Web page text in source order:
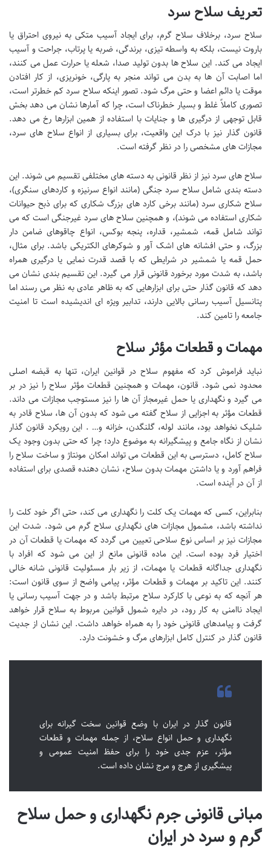
تعریف سلاح سرد
سلاح سرد، برخلاف سلاح گرم، برای ایجاد آسیب متکی به نیروی احتراق یا
باروت نیست، بلکه به واسطه تیزی، برندگی، ضربه یا پرتاب، جراحت و آسیب
ایجاد می کند. این سلاح ها بدون تولید صدا، شعله یا حرارت عمل می کنند،
اما اصابت آن ها به بدن می تواند منجر به پارگی، خونریزی، از کار افتادن
موقت یا دائم اعضا و حتی مرگ شود. تصور اینکه سلاح سرد کم خطرتر است،
تصوری کاملاً غلط و بسیار خطرناک است، چرا که آمارها نشان می دهد بخش
قابل توجهی از درگیری ها و جنایات با استفاده از همین ابزارها رخ می دهد.
قانون گذار نیز با درک این واقعیت، برای بسیاری از انواع سلاح های سرد،
مجازات های مشخصی را در نظر گرفته است.
سلاح های سرد نیز از نظر قانونی به دسته های مختلفی تقسیم می شوند. این
دسته بندی شامل سلاح سرد جنگی (مانند انواع سرنیزه و کاردهای سنگری)،
سلاح شکاری سرد (مانند برخی کارد های بزرگ شکاری که برای ذبح حیوانات
شکاری استفاده می شوند)، و همچنین سلاح های سرد غیرجنگی است که می
تواند شامل قمه، شمشیر، قداره، پنجه بوکس، انواع چاقوهای ضامن دار
بزرگ، و حتی افشانه های اشک آور و شوکرهای الکتریکی باشد. برای مثال،
حمل قمه یا شمشیر در شرایطی که با قصد قدرت نمایی یا درگیری همراه
باشد، به شدت مورد برخورد قانونی قرار می گیرد. این تقسیم بندی نشان می
دهد که قانون گذار حتی برای ابزارهایی که به ظاهر عادی به نظر می رسند اما
پتانسیل آسیب رسانی بالایی دارند، تدابیر ویژه ای اندیشیده است تا امنیت
جامعه را تامین کند.
مهمات و قطعات مؤثر سلاح
نباید فراموش کرد که مفهوم سلاح در قوانین ایران، تنها به قبضه اصلی
محدود نمی شود. قانون، مهمات و همچنین قطعات مؤثر سلاح را نیز در بر
می گیرد و نگهداری یا حمل غیرمجاز آن ها را نیز مستوجب مجازات می داند.
قطعات مؤثر به اجزایی از سلاح گفته می شود که بدون آن ها، سلاح قادر به
شلیک نخواهد بود، مانند لوله، گلنگدن، خزانه و… . این رویکرد قانون گذار
نشان از نگاه جامع و پیشگیرانه به موضوع دارد؛ چرا که حتی بدون وجود یک
سلاح کامل، دسترسی به این قطعات می تواند امکان مونتاژ و ساخت سلاح را
فراهم آورد و یا داشتن مهمات بدون سلاح، نشان دهنده قصدی برای استفاده
از آن در آینده است.
بنابراین، کسی که مهمات یک کلت را نگهداری می کند، حتی اگر خود کلت را
نداشته باشد، مشمول مجازات های نگهداری سلاح گرم می شود. شدت این
مجازات نیز بر اساس نوع سلاحی تعیین می گردد که مهمات یا قطعات آن در
اختیار فرد بوده است. این ماده قانونی مانع از این می شود که افراد با
نگهداری جداگانه قطعات یا مهمات، از زیر بار مسئولیت قانونی شانه خالی
کنند. این تاکید بر مهمات و قطعات مؤثر، پیامی واضح از سوی قانون است:
هر آنچه که به نوعی با کارکرد سلاح مرتبط باشد و در جهت آسیب رسانی یا
ایجاد ناامنی به کار رود، در دایره شمول قوانین مربوط به سلاح قرار خواهد
گرفت و پیامدهای قانونی خود را به همراه خواهد داشت. این نشان از جدیت
قانون گذار در کنترل کامل ابزارهای مرگ و خشونت دارد.
قانون گذار در ایران با وضع قوانین سخت گیرانه برای
نگهداری و حمل انواع سلاح، از جمله مهمات و قطعات
مؤثر، عزم جدی خود را برای حفظ امنیت عمومی و
پیشگیری از هرج و مرج نشان داده است.
مبانی قانونی جرم نگهداری و حمل سلاح
گرم و سرد در ایران